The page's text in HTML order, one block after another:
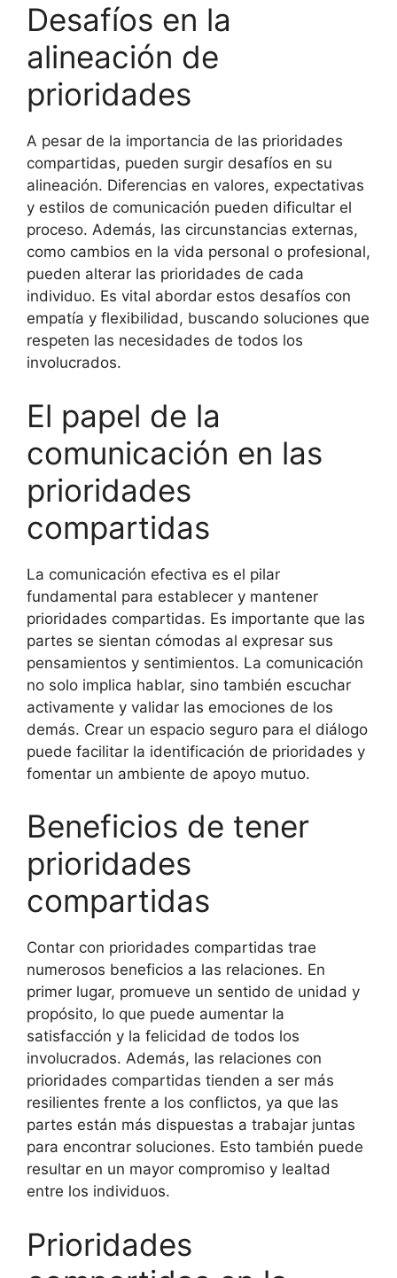
Desafíos en la
alineación de
prioridades
A pesar de la importancia de las prioridades
compartidas, pueden surgir desafíos en su
alineación. Diferencias en valores, expectativas
y estilos de comunicación pueden dificultar el
proceso. Además, las circunstancias externas,
como cambios en la vida personal o profesional,
pueden alterar las prioridades de cada
individuo. Es vital abordar estos desafíos con
empatía y flexibilidad, buscando soluciones que
respeten las necesidades de todos los
involucrados.
El papel de la
comunicación en las
prioridades
compartidas
La comunicación efectiva es el pilar
fundamental para establecer y mantener
prioridades compartidas. Es importante que las
partes se sientan cómodas al expresar sus
pensamientos y sentimientos. La comunicación
no solo implica hablar, sino también escuchar
activamente y validar las emociones de los
demás. Crear un espacio seguro para el diálogo
puede facilitar la identificación de prioridades y
fomentar un ambiente de apoyo mutuo.
Beneficios de tener
prioridades
compartidas
Contar con prioridades compartidas trae
numerosos beneficios a las relaciones. En
primer lugar, promueve un sentido de unidad y
propósito, lo que puede aumentar la
satisfacción y la felicidad de todos los
involucrados. Además, las relaciones con
prioridades compartidas tienden a ser más
resilientes frente a los conflictos, ya que las
partes están más dispuestas a trabajar juntas
para encontrar soluciones. Esto también puede
resultar en un mayor compromiso y lealtad
entre los individuos.
Prioridades